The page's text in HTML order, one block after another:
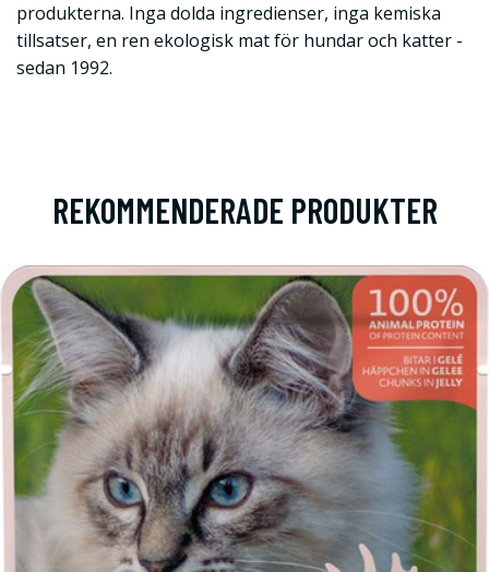
produkterna. Inga dolda ingredienser, inga kemiska
tillsatser, en ren ekologisk mat för hundar och katter -
sedan 1992.
REKOMMENDERADE PRODUKTER